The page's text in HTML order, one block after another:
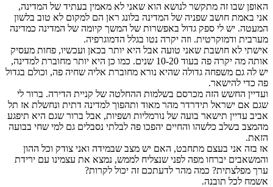
האופן שבו זה מתקשר לנושא הוא שאני לא מאמין בעתיד של המדינה,
אני באמת חושב שפניה של המדינה בלונג ראן הם למקום לא טוב בלשון
המעטה. יש לי ספק גדול באפשרות של המשך קיומה של המדינה כמדינה
מערבית ודמוקרטית. וזה יקרה נטו בגלל הדמוגרפיה.
אישתי לא חושבת שאני טועה אבל היא יותר בכאן ועכשיו, פחות מעסיק
אותה מה יקרה פה בעוד 10-20 שנים. כמו כן היא יותר מחוברת למדינה,
יש לה גם משפחה גדולה שהיא נורא מחוברת אליה שחיה פה, וכולם בגדול
פה כדי להישאר.
ועדיין החשש הזה מכרסם בשלמות ההחלטה של קניית הדירה. ברור לי
שגם אם ישראל תידרדר מהר מאוד ותהפוך למדינה דתית ונחשלת אז תל
אביב עדיין תישאר בועה של נורמליות ושפיות, אבל ברור שגם היא תיפגע
מהמצב בשלב כלשהו והחיים יהפכו פה לבלתי נסבלים גם למי שחי בבועה
הזאת.
אז בזה אני בעצם מתחבט, האם יש מצב שבמידה ואני צודק וכל ההון
והמשאבים יברחו מפה לפני שנצליח לממש, נמצא את עצמינו עם ירידת
ערך מפלצתית? כמה מהר לדעתכם זה יכול לקרות?
אשמח לכל תובנה.